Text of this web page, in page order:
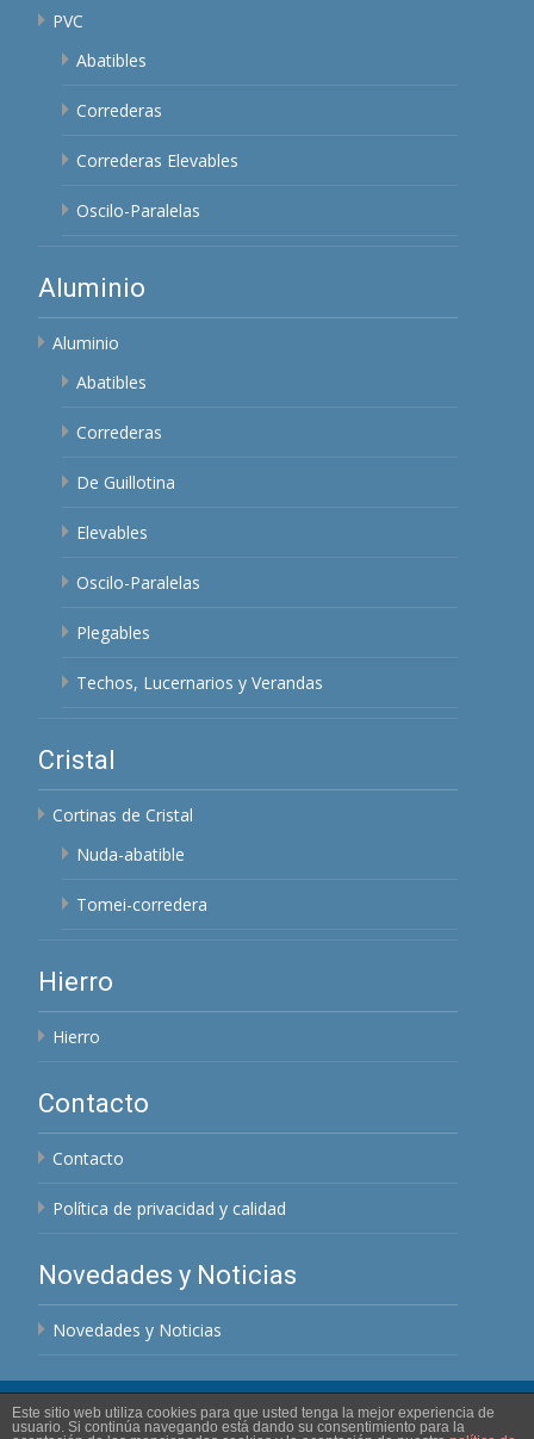
PVC
Abatibles
Correderas
Correderas Elevables
Oscilo-Paralelas
Aluminio
Aluminio
Abatibles
Correderas
De Guillotina
Elevables
Oscilo-Paralelas
Plegables
Techos, Lucernarios y Verandas
Cristal
Cortinas de Cristal
Nuda-abatible
Tomei-corredera
Hierro
Hierro
Contacto
Contacto
Política de privacidad y calidad
Novedades y Noticias
Novedades y Noticias
Copyright © Cerrajeria Nogales
Este sitio web utiliza cookies para que usted tenga la mejor experiencia de
usuario. Si continúa navegando está dando su consentimiento para la